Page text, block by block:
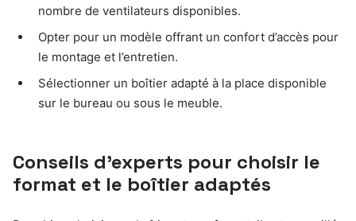
nombre de ventilateurs disponibles.
Opter pour un modèle offrant un confort d’accès pour
le montage et l’entretien.
Sélectionner un boîtier adapté à la place disponible
sur le bureau ou sous le meuble.
Conseils d’experts pour choisir le
format et le boîtier adaptés